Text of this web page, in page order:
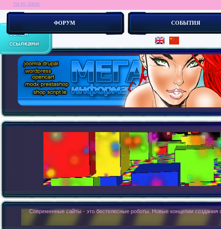
ФОРУМ СОБЫТИЯ
ria pc game
> : Современные сайты - это бестелесные роботы. Новые концепии создания